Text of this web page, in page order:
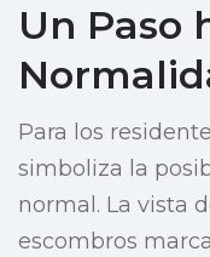
Un Paso
Para los
simboliza la
normal. La vista
escombros